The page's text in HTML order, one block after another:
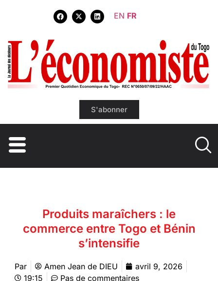
EN FR
S'abonner
Produits maraîchers : le
commerce entre Togo et Bénin
s’intensifie
Par Amen Jean de DIEU
avril 9, 2026
19:15
Pas de commentaires